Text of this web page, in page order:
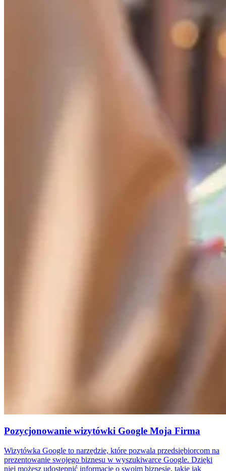
Pozycjonowanie wizytówki Google Moja Firma
Wizytówka Google to narzędzie, które pozwala przedsiębiorcom na
prezentowanie swojego biznesu w wyszukiwarce Google. Dzięki
niej możesz udostępnić informacje o swoim biznesie, takie jak